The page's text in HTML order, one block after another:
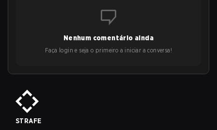
Nenhum comentário ainda
Faça login e seja o primeiro a iniciar a conversa!
STRAFE